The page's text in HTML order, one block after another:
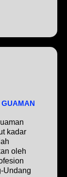
kadar
oleh
Undang